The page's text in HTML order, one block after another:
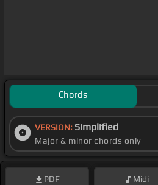
Chords
VERSION: Simplified
Major & minor chords only
PDF Midi